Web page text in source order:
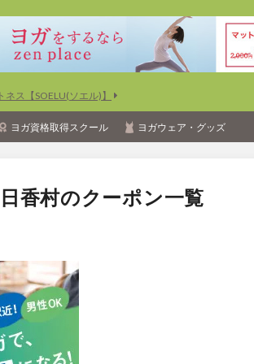
ス【SOELU(ソエル)】
ヨガ資格取得スクール ヨガウェア・グッズ
香村のクーポン一覧